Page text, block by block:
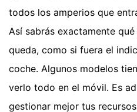
todos los amperios que
Así sabrás exactamente
queda, como si fuera el
coche. Algunos modelos
verlo todo en el móvil. Es
gestionar mejor tus